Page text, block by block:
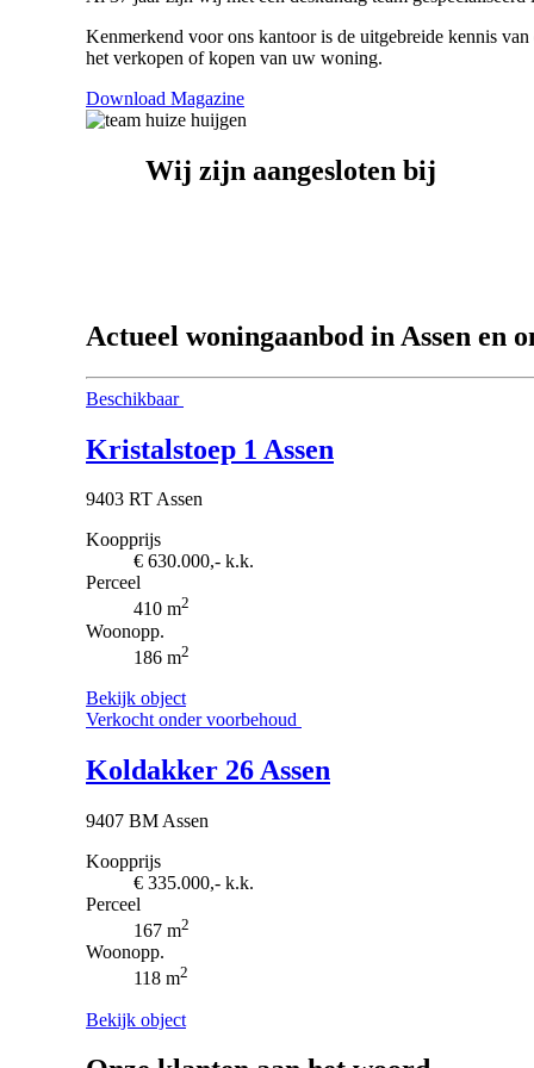
Kenmerkend voor ons kantoor is de uitgebreide kennis
het verkopen of kopen van uw woning.
Download Magazine
Wij zijn aangesloten bij
Actueel woningaanbod in Assen en
Beschikbaar
Kristalstoep 1 Assen
9403 RT Assen
Koopprijs
€ 630.000,- k.k.
Perceel
410 m2
Woonopp.
186 m2
Bekijk object
Verkocht onder voorbehoud
Koldakker 26 Assen
9407 BM Assen
Koopprijs
€ 335.000,- k.k.
Perceel
167 m2
Woonopp.
118 m2
Bekijk object